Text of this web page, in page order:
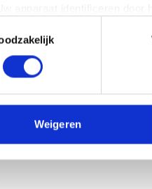
op elk moment wijzigen
cookies om content en
en analyse. Deze
of die ze hebben verzameld
Weigeren